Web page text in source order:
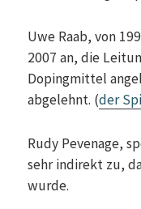
Uwe Raab, von
2007 an, die
Dopingmittel
abgelehnt. (der
Rudy Pevenage,
sehr indirekt zu,
wurde.